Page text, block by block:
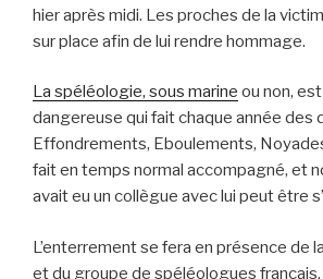
hier après midi. Les proches de la
sur place afin de lui rendre hommage.
La spéléologie, sous marine ou non,
dangereuse qui fait chaque année des
Effondrements, Eboulements,
fait en temps normal accompagné, et
avait eu un collègue avec lui peut être
L’enterrement se fera en présence de
et du groupe de spéléologues français.